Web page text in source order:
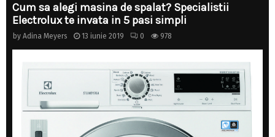
Cum sa alegi masina de spalat? Specialistii
Electrolux te invata in 5 pasi simpli
by Adina Meyers 13 iunie 2019 0 978